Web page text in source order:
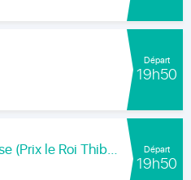
Départ
19h50
Prix QG Nautic Martin-Eglise (Prix le Roi Thibault) Départ
19h50